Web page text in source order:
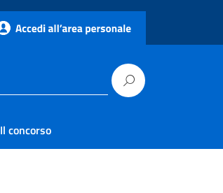
Il concorso